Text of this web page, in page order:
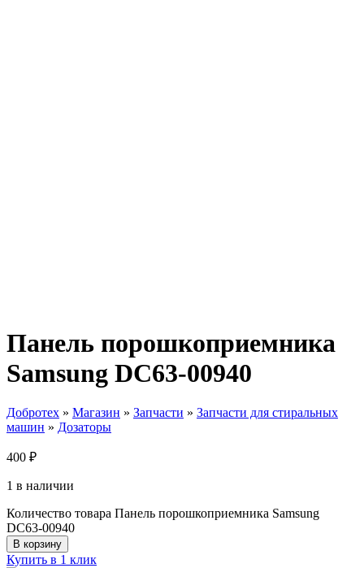
Панель порошкоприемника
Samsung DC63-00940
Добротех » Магазин » Запчасти » Запчасти для стиральных
машин » Дозаторы
400 ₽
1 в наличии
Количество товара Панель порошкоприемника Samsung
DC63-00940
В корзину
Купить в 1 клик